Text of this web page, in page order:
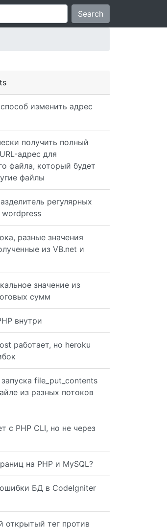
Search
изменить адрес
получить полный
адрес для
файла, который будет
файлы
регулярных
разные значения
из VB.net и
значение из
сумм
внутри
работает, но heroku
file_put_contents
из разных потоков
с PHP CLI, но не через
на PHP и MySQL?
БД в CodeIgniter
открытый тег против
key}'];